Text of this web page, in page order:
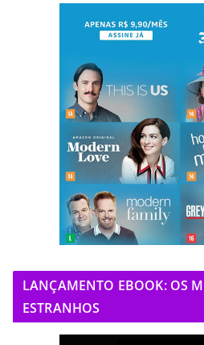
LANÇAMENTO EBOOK: OS
ESTRANHOS